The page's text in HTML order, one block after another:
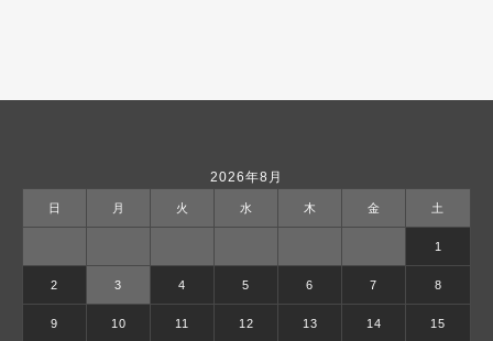
2026年8月
日 月 火 水 木 金 土
1
2 3 4 5 6 7 8
9 10 11 12 13 14 15